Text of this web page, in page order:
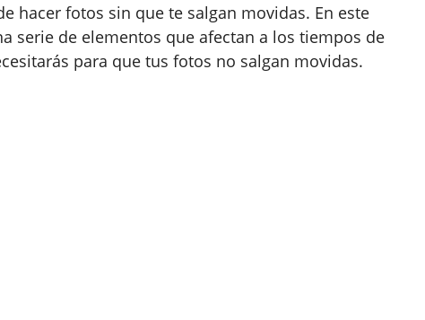
hacer fotos sin que te salgan movidas. En este
serie de elementos que afectan a los tiempos de
para que tus fotos no salgan movidas.